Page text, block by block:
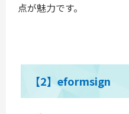
点が魅力です。
【2】eformsign